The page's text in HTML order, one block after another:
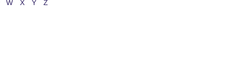
W X Y Z